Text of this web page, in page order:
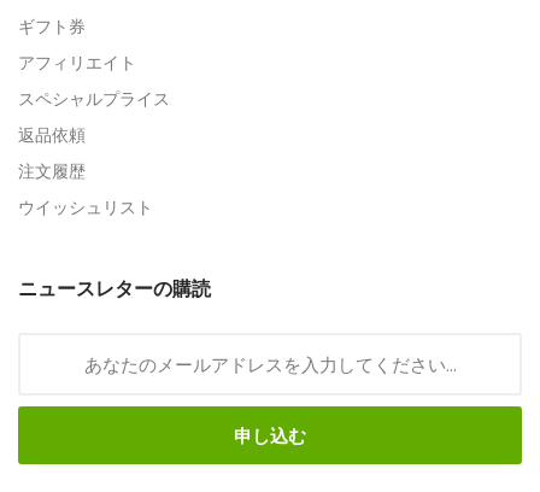
ギフト券
アフィリエイト
スペシャルプライス
返品依頼
注文履歴
ウイッシュリスト
ニュースレターの購読
申し込む